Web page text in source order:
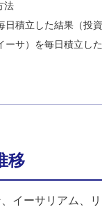
法
積立した結果（投資
サ）を毎日積立した
移
イーサリアム、